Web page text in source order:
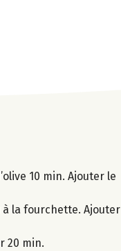
10 min. Ajouter le
à la fourchette. Ajouter
20 min.